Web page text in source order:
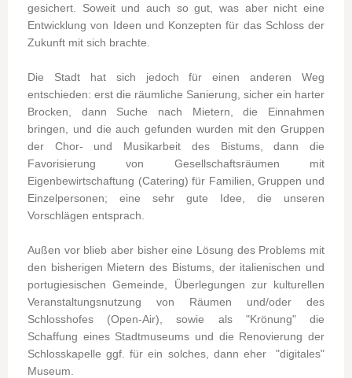
gesichert. Soweit und auch so gut, was aber nicht eine
Entwicklung von Ideen und Konzepten für das Schloss der
Zukunft mit sich brachte.
Die Stadt hat sich jedoch für einen anderen Weg
entschieden: erst die räumliche Sanierung, sicher ein harter
Brocken, dann Suche nach Mietern, die Einnahmen
bringen, und die auch gefunden wurden mit den Gruppen
der Chor- und Musikarbeit des Bistums, dann die
Favorisierung von Gesellschaftsräumen mit
Eigenbewirtschaftung (Catering) für Familien, Gruppen und
Einzelpersonen; eine sehr gute Idee, die unseren
Vorschlägen entsprach.
Außen vor blieb aber bisher eine Lösung des Problems mit
den bisherigen Mietern des Bistums, der italienischen und
portugiesischen Gemeinde, Überlegungen zur kulturellen
Veranstaltungsnutzung von Räumen und/oder des
Schlosshofes (Open-Air), sowie als "Krönung" die
Schaffung eines Stadtmuseums und die Renovierung der
Schlosskapelle ggf. für ein solches, dann eher "digitales"
Museum.